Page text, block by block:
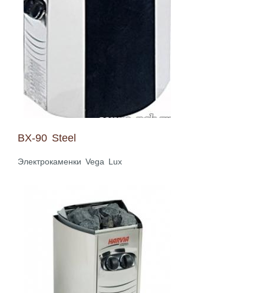
BX-90 Steel
Электрокаменки Vega Lux